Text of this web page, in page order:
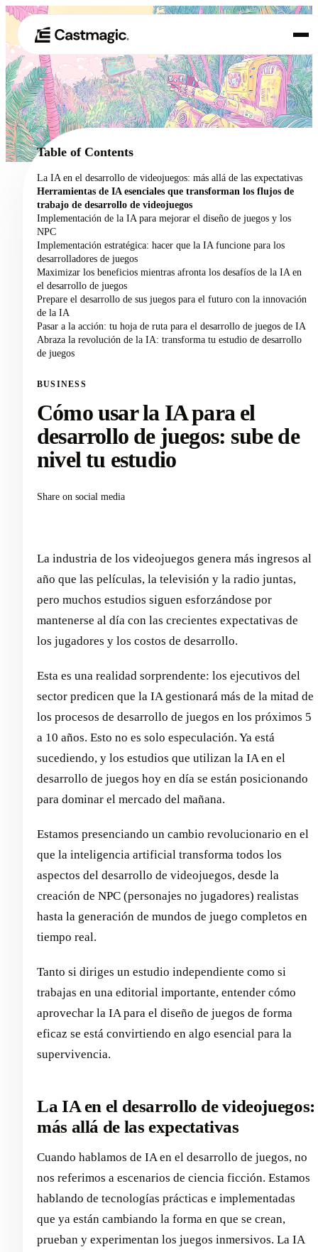
01 Producto
02 Casos de uso
Precios
Acerca de nosotros
Table of Contents
La IA en el desarrollo de videojuegos: más allá de las expectativas
Herramientas de IA esenciales que transforman los flujos de
trabajo de desarrollo de videojuegos
Implementación de la IA para mejorar el diseño de juegos y los
NPC
Implementación estratégica: hacer que la IA funcione para los
desarrolladores de juegos
Maximizar los beneficios mientras afronta los desafíos de la IA en
el desarrollo de juegos
Prepare el desarrollo de sus juegos para el futuro con la innovación
de la IA
Pasar a la acción: tu hoja de ruta para el desarrollo de juegos de IA
Abraza la revolución de la IA: transforma tu estudio de desarrollo
de juegos
BUSINESS
Cómo usar la IA para el
desarrollo de juegos: sube de
nivel tu estudio
Share on social media
La industria de los videojuegos genera más ingresos al
año que las películas, la televisión y la radio juntas,
pero muchos estudios siguen esforzándose por
mantenerse al día con las crecientes expectativas de
los jugadores y los costos de desarrollo.
Esta es una realidad sorprendente: los ejecutivos del
sector predicen que la IA gestionará más de la mitad de
los procesos de desarrollo de juegos en los próximos 5
a 10 años. Esto no es solo especulación. Ya está
sucediendo, y los estudios que utilizan la IA en el
desarrollo de juegos hoy en día se están posicionando
para dominar el mercado del mañana.
Estamos presenciando un cambio revolucionario en el
que la inteligencia artificial transforma todos los
aspectos del desarrollo de videojuegos, desde la
creación de NPC (personajes no jugadores) realistas
hasta la generación de mundos de juego completos en
tiempo real.
Tanto si diriges un estudio independiente como si
trabajas en una editorial importante, entender cómo
aprovechar la IA para el diseño de juegos de forma
eficaz se está convirtiendo en algo esencial para la
supervivencia.
La IA en el desarrollo de videojuegos:
más allá de las expectativas
Cuando hablamos de IA en el desarrollo de juegos, no
nos referimos a escenarios de ciencia ficción. Estamos
hablando de tecnologías prácticas e implementadas
que ya están cambiando la forma en que se crean,
prueban y experimentan los juegos inmersivos. La IA